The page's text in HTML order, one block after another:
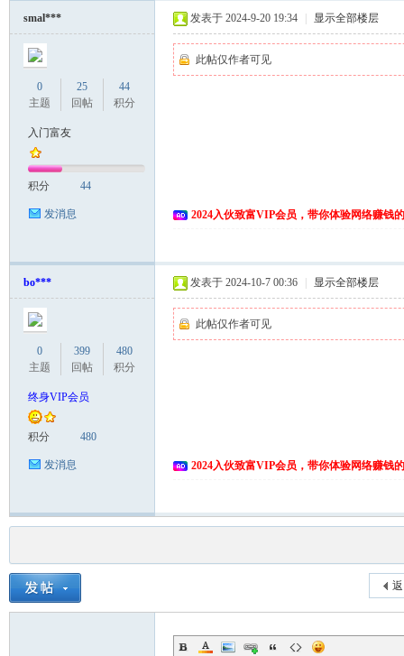
smal***
0
主题
25
回帖
44
积分
入门富友
积分 44
发消息
发表于 2024-9-20 19:34 显示全部楼层
此帖仅作者可见
2024入伙致富VIP会员，带你体验网络赚钱
bo***
0
主题
399
回帖
480
积分
终身VIP会员
积分 480
发消息
发表于 2024-10-7 00:36 显示全部楼层
此帖仅作者可见
2024入伙致富VIP会员，带你体验网络赚钱